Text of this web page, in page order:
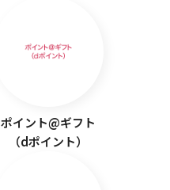
ポイント@ギフト
（dポイント）